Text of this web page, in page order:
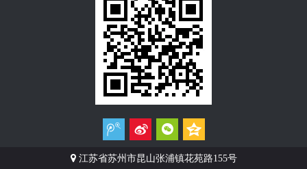
江苏省苏州市昆山张浦镇花苑路155号